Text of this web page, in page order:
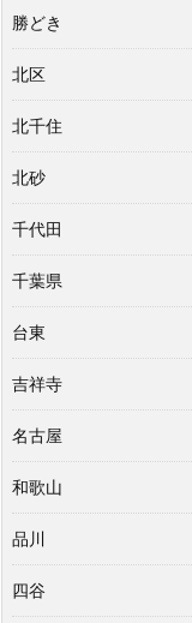
勝どき
北区
北千住
北砂
千代田
千葉県
台東
吉祥寺
名古屋
和歌山
品川
四谷